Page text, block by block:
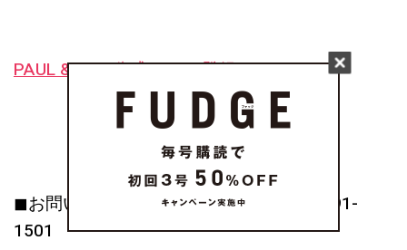
PAUL & JOE 公式LINEに登録！
◼︎お問い合わせ先：ワグ インク tel:03-5791-
1501